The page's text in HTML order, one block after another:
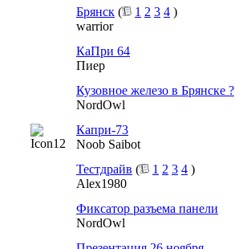
Брянск ( 1 2 3 4 )
warrior
КаПри 64
Пиер
Кузовное железо в Брянске ?
NordOwl
Капри-73
Noob Saibot
Тестдрайв ( 1 2 3 4 )
Alex1980
Фиксатор разъема панели
NordOwl